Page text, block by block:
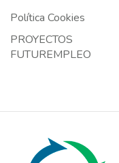
Política Cookies
PROYECTOS
FUTUREMPLEO